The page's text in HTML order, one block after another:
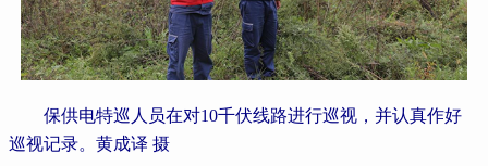
保供电特巡人员在对10千伏线路进行巡视，并认真作好
巡视记录。黄成译 摄